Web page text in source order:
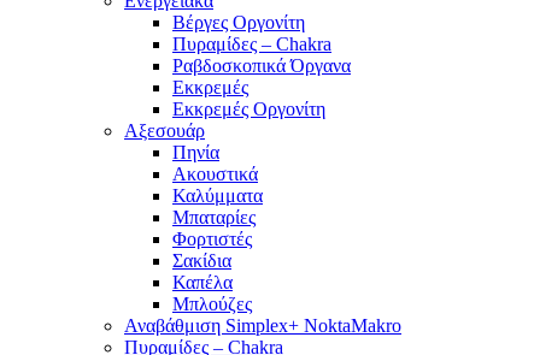
Βέργες Οργονίτη
Πυραμίδες – Chakra
Ραβδοσκοπικά Όργανα
Εκκρεμές
Εκκρεμές Οργονίτη
Αξεσουάρ
Πηνία
Ακουστικά
Καλύμματα
Μπαταρίες
Φορτιστές
Σακίδια
Καπέλα
Μπλούζες
Αναβάθμιση Simplex+ NoktaMakro
Πυραμίδες – Chakra